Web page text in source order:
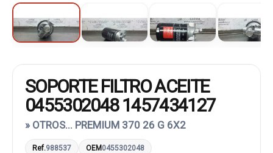
SOPORTE FILTRO ACEITE
0455302048 1457434127
» OTROS... PREMIUM 370 26 G 6X2
Ref.988537 OEM0455302048